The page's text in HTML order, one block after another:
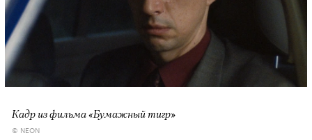
Кадр из фильма «Бумажный тигр»
© NEON